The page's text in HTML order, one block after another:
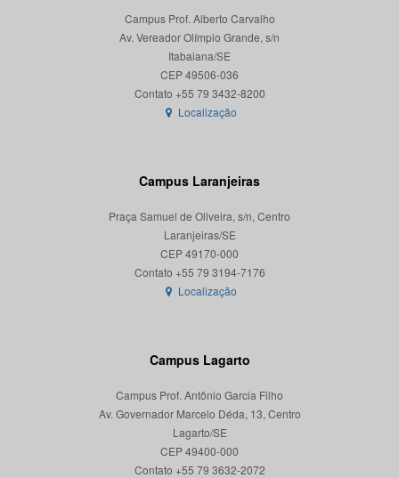
Campus Prof. Alberto Carvalho
Av. Vereador Olímpio Grande, s/n
Itabaiana/SE
CEP 49506-036
Localização
Campus Laranjeiras
Praça Samuel de Oliveira, s/n, Centro
Laranjeiras/SE
CEP 49170-000
Localização
Campus Lagarto
Campus Prof. Antônio Garcia Filho
Av. Governador Marcelo Déda, 13, Centro
Lagarto/SE
CEP 49400-000